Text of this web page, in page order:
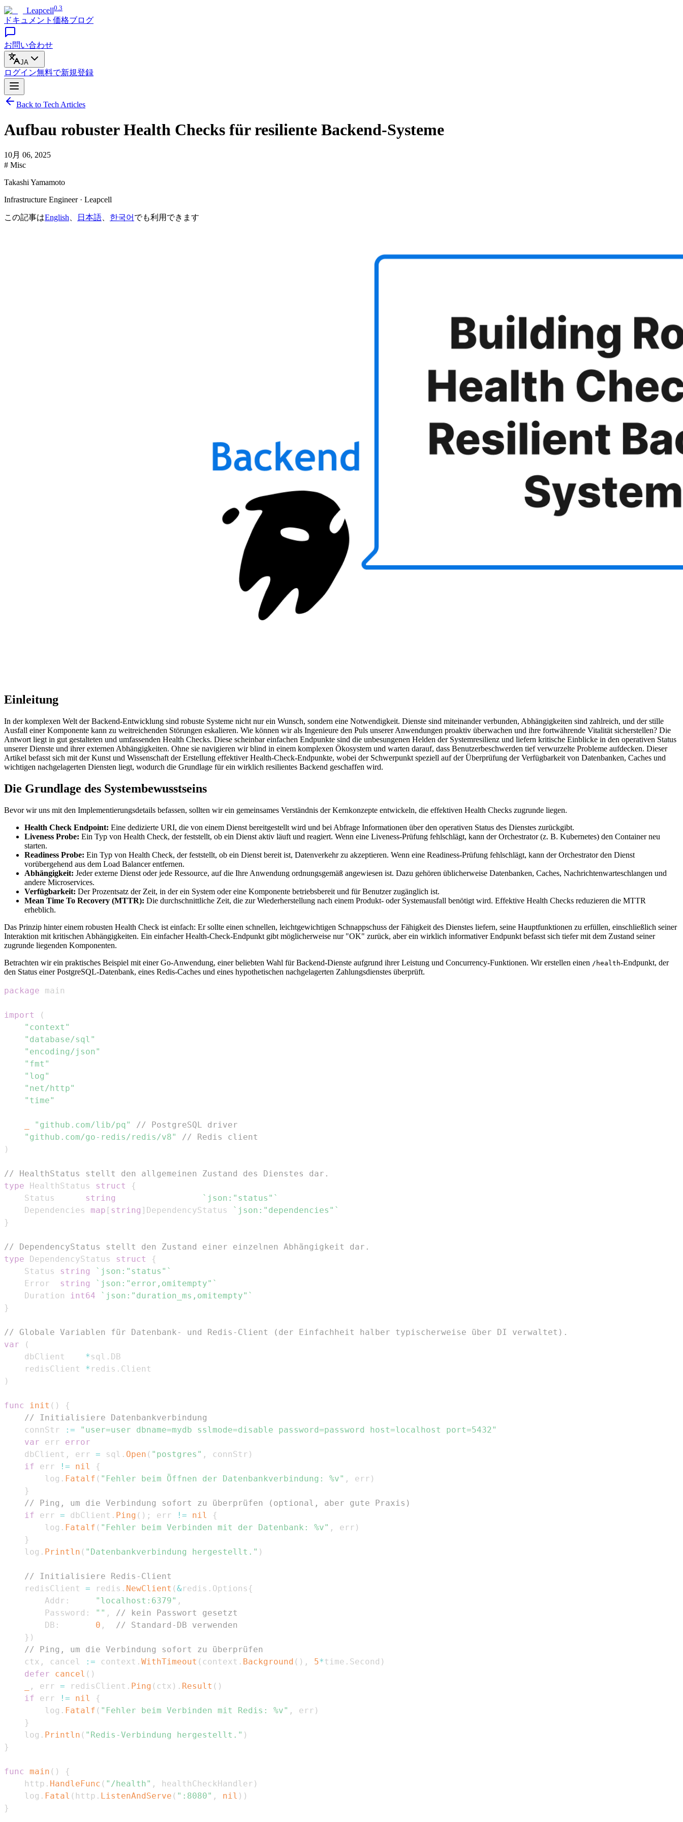
Leapcell0.3
ドキュメント 価格ブログ
お問い合わせ
JA
ログイン無料で新規登録
Back to Tech Articles
Aufbau robuster Health Checks für resiliente Backend-Systeme
10月 06, 2025
# Misc
Takashi Yamamoto
Infrastructure Engineer · Leapcell
この記事はEnglish 日本語 한국어 でも利用できます
Einleitung
In der komplexen Welt der Backend-Entwicklung sind robuste Systeme nicht nur ein Wunsch, sondern eine Notwendigkeit. Dienste sind miteinander verbunden, Abhängigkeiten sind zahlreich, und der stille
Ausfall einer Komponente kann zu weitreichenden Störungen eskalieren. Wie können wir als Ingenieure den Puls unserer Anwendungen proaktiv überwachen und ihre fortwährende Vitalität sicherstellen? Die
Antwort liegt in gut gestalteten und umfassenden Health Checks. Diese scheinbar einfachen Endpunkte sind die unbesungenen Helden der Systemresilienz und liefern kritische Einblicke in den operativen Status
unserer Dienste und ihrer externen Abhängigkeiten. Ohne sie navigieren wir blind in einem komplexen Ökosystem und warten darauf, dass Benutzerbeschwerden tief verwurzelte Probleme aufdecken. Dieser
Artikel befasst sich mit der Kunst und Wissenschaft der Erstellung effektiver Health-Check-Endpunkte, wobei der Schwerpunkt speziell auf der Überprüfung der Verfügbarkeit von Datenbanken, Caches und
wichtigen nachgelagerten Diensten liegt, wodurch die Grundlage für ein wirklich resilientes Backend geschaffen wird.
Die Grundlage des Systembewusstseins
Bevor wir uns mit den Implementierungsdetails befassen, sollten wir ein gemeinsames Verständnis der Kernkonzepte entwickeln, die effektiven Health Checks zugrunde liegen.
Health Check Endpoint: Eine dedizierte URI, die von einem Dienst bereitgestellt wird und bei Abfrage Informationen über den operativen Status des Dienstes zurückgibt.
Liveness Probe: Ein Typ von Health Check, der feststellt, ob ein Dienst aktiv läuft und reagiert. Wenn eine Liveness-Prüfung fehlschlägt, kann der Orchestrator (z. B. Kubernetes) den Container neu
starten.
Readiness Probe: Ein Typ von Health Check, der feststellt, ob ein Dienst bereit ist, Datenverkehr zu akzeptieren. Wenn eine Readiness-Prüfung fehlschlägt, kann der Orchestrator den Dienst
vorübergehend aus dem Load Balancer entfernen.
Abhängigkeit: Jeder externe Dienst oder jede Ressource, auf die Ihre Anwendung ordnungsgemäß angewiesen ist. Dazu gehören üblicherweise Datenbanken, Caches, Nachrichtenwarteschlangen und
andere Microservices.
Verfügbarkeit: Der Prozentsatz der Zeit, in der ein System oder eine Komponente betriebsbereit und für Benutzer zugänglich ist.
Mean Time To Recovery (MTTR): Die durchschnittliche Zeit, die zur Wiederherstellung nach einem Produkt- oder Systemausfall benötigt wird. Effektive Health Checks reduzieren die MTTR
erheblich.
Das Prinzip hinter einem robusten Health Check ist einfach: Er sollte einen schnellen, leichtgewichtigen Schnappschuss der Fähigkeit des Dienstes liefern, seine Hauptfunktionen zu erfüllen, einschließlich seiner
Interaktion mit kritischen Abhängigkeiten. Ein einfacher Health-Check-Endpunkt gibt möglicherweise nur "OK" zurück, aber ein wirklich informativer Endpunkt befasst sich tiefer mit dem Zustand seiner
zugrunde liegenden Komponenten.
Betrachten wir ein praktisches Beispiel mit einer Go-Anwendung, einer beliebten Wahl für Backend-Dienste aufgrund ihrer Leistung und Concurrency-Funktionen. Wir erstellen einen /health-Endpunkt, der
den Status einer PostgreSQL-Datenbank, eines Redis-Caches und eines hypothetischen nachgelagerten Zahlungsdienstes überprüft.
package
import
(
"context"
"database/sql"
"encoding/json"
"fmt"
"log"
"net/http"
"time"
"github.com/lib/pq"
// PostgreSQL driver
"github.com/go-redis/redis/v8"
// Redis client
)
// HealthStatus stellt den allgemeinen Zustand des Dienstes dar.
type HealthStatus struct
{
	Status
string
`json:"status"`
	Dependencies
map [ string ] DependencyStatus
`json:"dependencies"`
}
// DependencyStatus stellt den Zustand einer einzelnen Abhängigkeit dar.
type DependencyStatus struct
{
	Status
string
`json:"status"`
	Error
string
`json:"error,omitempty"`
	Duration
int64
`json:"duration_ms,omitempty"`
}
// Globale Variablen für Datenbank- und Redis-Client (der Einfachheit halber typischerweise über DI verwaltet).
var
(
	dbClient
* sql .
	redisClient
* redis .
)
func init ( )
{
// Initialisiere Datenbankverbindung
	connStr
:=
"user=user dbname=mydb sslmode=disable password=password host=localhost port=5432"
var err error
	dbClient
, err = sql . Open ( "postgres" , connStr )
if err != nil
{
		log
. Fatalf ( "Fehler beim Öffnen der Datenbankverbindung: %v" , err )
}
// Ping, um die Verbindung sofort zu überprüfen (optional, aber gute Praxis)
if err = dbClient . Ping ( ) ; err != nil
{
		log
. Fatalf ( "Fehler beim Verbinden mit der Datenbank: %v" , err )
}
	log
. Println ( "Datenbankverbindung hergestellt." )
// Initialisiere Redis-Client
	redisClient
= redis . NewClient (&redis . Options {
		Addr
: "localhost:6379" ,
		Password
: "" ,
// kein Passwort gesetzt
		DB
: 0 ,
// Standard-DB verwenden
} )
// Ping, um die Verbindung sofort zu überprüfen
	ctx
, cancel := context . WithTimeout ( context . Background ( ) , 5*time . Second )
defer
cancel ( )
, err = redisClient . Ping ( ctx ) . Result ( )
if err != nil
{
		log
. Fatalf ( "Fehler beim Verbinden mit Redis: %v" , err )
}
	log
. Println ( "Redis-Verbindung hergestellt." )
}
func main ( )
{
	http
. HandleFunc ( "/health" , healthCheckHandler )
	log
. Fatal ( http . ListenAndServe ( ":8080" , nil ) )
}